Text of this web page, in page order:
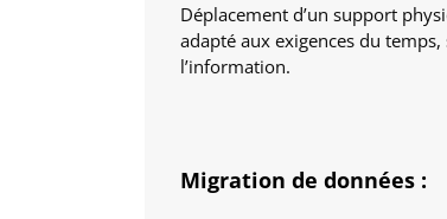
Déplacement d’un support
adapté aux exigences du
l’information.
Migration de données :